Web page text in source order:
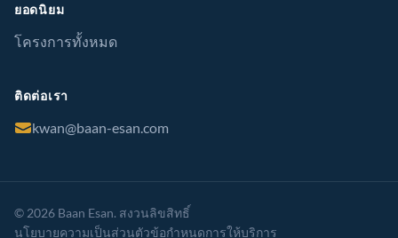
ยอดนิยม
โครงการทั้งหมด
ติดต่อเรา
kwan@baan-esan.com
© 2026 Baan Esan. สงวนลิขสิทธิ์
นโยบายความเป็นส่วนตัวข้อกำหนดการให้บริการ